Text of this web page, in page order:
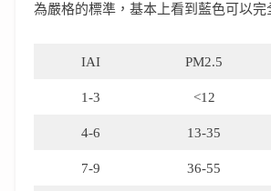
為嚴格的標準，基本上看到藍色可以完
IAI PM2.5
1-3 <12
4-6 13-35
7-9 36-55